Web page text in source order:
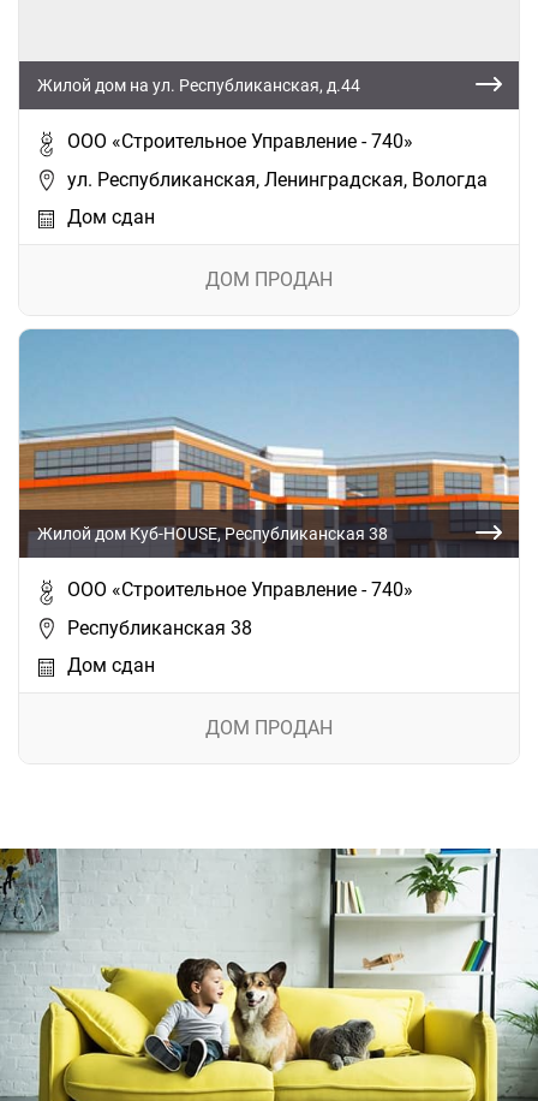
Жилой дом на ул. Республиканская, д.44
ООО «Строительное Управление - 740»
ул. Республиканская, Ленинградская, Вологда
Дом сдан
ДОМ ПРОДАН
Жилой дом Куб-HOUSE, Республиканская 38
ООО «Строительное Управление - 740»
Республиканская 38
Дом сдан
ДОМ ПРОДАН